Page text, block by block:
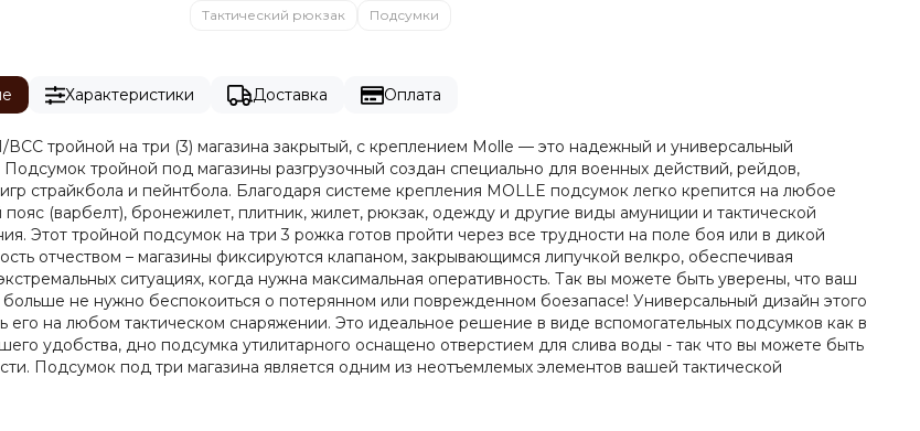
Тактический рюкзак Подсумки
Характеристики Доставка Оплата
тройной на три (3) магазина закрытый, с креплением Molle — это надежный и универсальный
тройной под магазины разгрузочный создан специально для военных действий, рейдов,
страйкбола и пейнтбола. Благодаря системе крепления MOLLE подсумок легко крепится на любое
(варбелт), бронежилет, плитник, жилет, рюкзак, одежду и другие виды амуниции и тактической
Этот тройной подсумок на три 3 рожка готов пройти через все трудности на поле боя или в дикой
отчеством – магазины фиксируются клапаном, закрывающимся липучкой велкро, обеспечивая
ситуациях, когда нужна максимальная оперативность. Так вы можете быть уверены, что ваш
не нужно беспокоиться о потерянном или поврежденном боезапасе! Универсальный дизайн этого
его на любом тактическом снаряжении. Это идеальное решение в виде вспомогательных подсумков как в
удобства, дно подсумка утилитарного оснащено отверстием для слива воды - так что вы можете быть
Подсумок под три магазина является одним из неотъемлемых элементов вашей тактической